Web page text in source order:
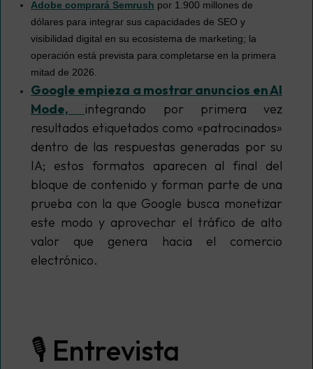
Adobe comprará Semrush por 1.900 millones de
dólares para integrar sus capacidades de SEO y
visibilidad digital en su ecosistema de marketing; la
operación está prevista para completarse en la primera
mitad de 2026.
Google empieza a mostrar anuncios en AI
Mode, integrando por primera vez
resultados etiquetados como «patrocinados»
dentro de las respuestas generadas por su
IA; estos formatos aparecen al final del
bloque de contenido y forman parte de una
prueba con la que Google busca monetizar
este modo y aprovechar el tráfico de alto
valor que genera hacia el comercio
electrónico.
🎙️ Entrevista